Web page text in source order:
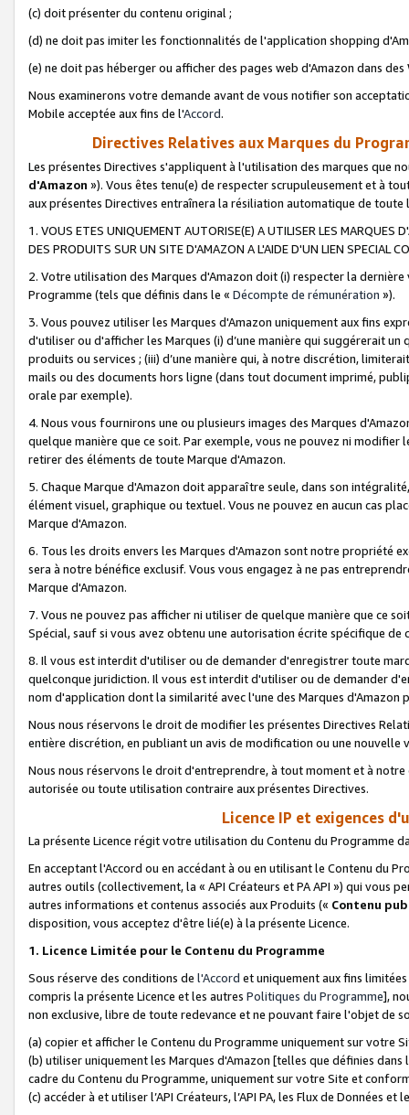
(c) doit présenter du contenu original ;
(d) ne doit pas imiter les fonctionnalités de l'application shopping
(e) ne doit pas héberger ou afficher des pages web d'Amazon dans
Nous examinerons votre demande avant de vous notifier son
Mobile acceptée aux fins de l'Accord.
Directives Relatives aux Marques du
Les présentes Directives s'appliquent à l'utilisation des marques que
d'Amazon »). Vous êtes tenu(e) de respecter scrupuleusement et à
aux présentes Directives entraînera la résiliation automatique de
1. VOUS ETES UNIQUEMENT AUTORISE(E) A UTILISER LES MARQUES
DES PRODUITS SUR UN SITE D'AMAZON A L'AIDE D'UN LIEN SPECIAL
2. Votre utilisation des Marques d'Amazon doit (i) respecter la
Programme (tels que définis dans le « Décompte de rémunération »).
3. Vous pouvez utiliser les Marques d'Amazon uniquement aux fins
d'utiliser ou d'afficher les Marques (i) d’une manière qui suggérerait
produits ou services ; (iii) d’une manière qui, à notre discrétion,
mails ou des documents hors ligne (dans tout document imprimé,
orale par exemple).
4. Nous vous fournirons une ou plusieurs images des Marques
quelque manière que ce soit. Par exemple, vous ne pouvez ni
retirer des éléments de toute Marque d'Amazon.
5. Chaque Marque d'Amazon doit apparaître seule, dans son
élément visuel, graphique ou textuel. Vous ne pouvez en aucun cas
Marque d'Amazon.
6. Tous les droits envers les Marques d'Amazon sont notre propriété
sera à notre bénéfice exclusif. Vous vous engagez à ne pas
Marque d'Amazon.
7. Vous ne pouvez pas afficher ni utiliser de quelque manière que ce
Spécial, sauf si vous avez obtenu une autorisation écrite spécifique de
8. Il vous est interdit d'utiliser ou de demander d'enregistrer toute
quelconque juridiction. Il vous est interdit d'utiliser ou de demander
nom d'application dont la similarité avec l'une des Marques
Nous nous réservons le droit de modifier les présentes Directives
entière discrétion, en publiant un avis de modification ou une nouvelle
Nous nous réservons le droit d'entreprendre, à tout moment et à
autorisée ou toute utilisation contraire aux présentes Directives.
Licence IP et exigences
La présente Licence régit votre utilisation du Contenu du Programme
En acceptant l'Accord ou en accédant à ou en utilisant le Contenu du
autres outils (collectivement, la « API Créateurs et PA API ») qui vous
autres informations et contenus associés aux Produits (« Contenu
disposition, vous acceptez d'être lié(e) à la présente Licence.
1. Licence Limitée pour le Contenu du Programme
Sous réserve des conditions de l'Accord et uniquement aux fins
compris la présente Licence et les autres Politiques du Programme],
non exclusive, libre de toute redevance et ne pouvant faire l'objet de
(a) copier et afficher le Contenu du Programme uniquement sur votre
(b) utiliser uniquement les Marques d'Amazon [telles que définies dans
cadre du Contenu du Programme, uniquement sur votre Site et
(c) accéder à et utiliser l’API Créateurs, l’API PA, les Flux de Données